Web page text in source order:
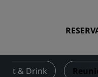
Eat & Drink